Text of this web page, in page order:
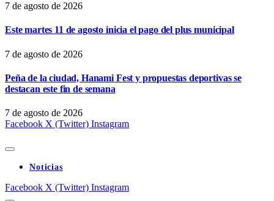
7 de agosto de 2026
Este martes 11 de agosto inicia el pago del plus municipal
7 de agosto de 2026
Peña de la ciudad, Hanami Fest y propuestas deportivas se
destacan este fin de semana
7 de agosto de 2026
Facebook X (Twitter) Instagram
Noticias
Facebook X (Twitter) Instagram